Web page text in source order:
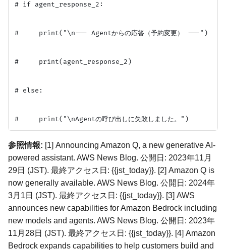
# if agent_response_2:
#     print("\n--- Agentからの応答（予約変更） ---")
#     print(agent_response_2)
# else:
参照情報: [1] Announcing Amazon Q, a new generative AI-
powered assistant. AWS News Blog. 公開日: 2023年11月
29日 (JST). 最終アクセス日: {{jst_today}}. [2] Amazon Q is
now generally available. AWS News Blog. 公開日: 2024年
3月1日 (JST). 最終アクセス日: {{jst_today}}. [3] AWS
announces new capabilities for Amazon Bedrock including
new models and agents. AWS News Blog. 公開日: 2023年
11月28日 (JST). 最終アクセス日: {{jst_today}}. [4] Amazon
Bedrock expands capabilities to help customers build and